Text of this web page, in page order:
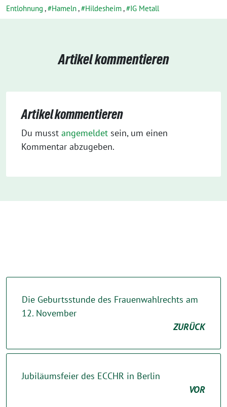
Entlohnung , Hameln, Hildesheim, IG Metall
Artikel kommentieren
Artikel kommentieren
Du musst angemeldet sein, um einen
Kommentar abzugeben.
Die Geburtsstunde des Frauenwahlrechts am
12. November
ZURÜCK
Jubiläumsfeier des ECCHR in Berlin
VOR